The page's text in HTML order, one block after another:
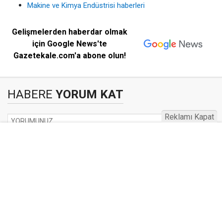
Makine ve Kimya Endüstrisi haberleri
Gelişmelerden haberdar olmak
için Google News'te
Gazetekale.com'a abone olun!
HABERE YORUM KAT
Reklamı Kapat